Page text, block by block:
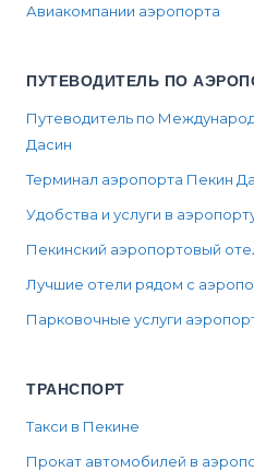
Авиакомпании аэропорта
ПУТЕВОДИТЕЛЬ ПО
Путеводитель по
Дасин
Терминал аэропорта Пекин
Удобства и услуги в
Пекинский аэропортовый
Лучшие отели рядом с
Парковочные услуги
ТРАНСПОРТ
Такси в Пекине
Прокат автомобилей в